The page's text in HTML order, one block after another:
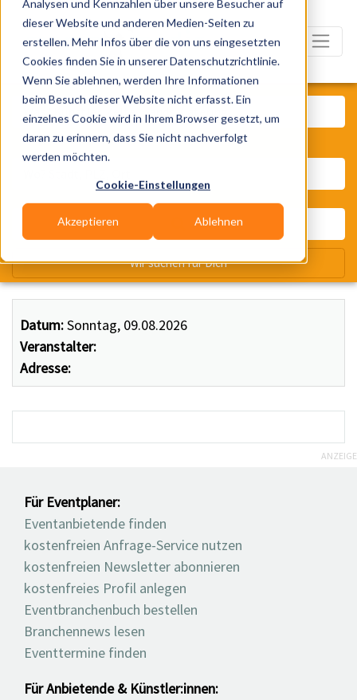
Analysen und Kennzahlen über unsere Besucher auf
dieser Website und anderen Medien-Seiten zu
erstellen. Mehr Infos über die von uns eingesetzten
Cookies finden Sie in unserer Datenschutzrichtlinie.
Wenn Sie ablehnen, werden Ihre Informationen
beim Besuch dieser Website nicht erfasst. Ein
einzelnes Cookie wird in Ihrem Browser gesetzt, um
daran zu erinnern, dass Sie nicht nachverfolgt
werden möchten.
Cookie-Einstellungen
Akzeptieren Ablehnen
Datum:Sonntag, 09.08.2026
Veranstalter:
Adresse:
Was? Künstler, Zelte, Bands,
Wir suchen für Dich
ANZEIGE
Für Eventplaner:
Eventanbietende finden
kostenfreien Anfrage-Service nutzen
kostenfreien Newsletter abonnieren
kostenfreies Profil anlegen
Eventbranchenbuch bestellen
Branchennews lesen
Eventtermine finden
Für Anbietende & Künstler:innen: